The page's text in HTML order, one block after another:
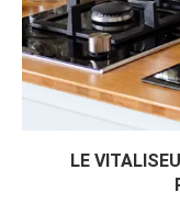
LE